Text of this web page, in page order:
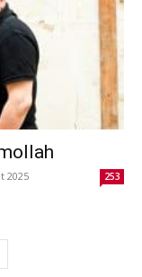
2025 253